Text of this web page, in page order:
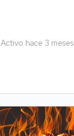
Activo hace 3 meses